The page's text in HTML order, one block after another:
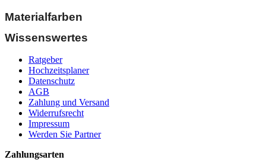
Materialfarben
Wissenswertes
Ratgeber
Hochzeitsplaner
Datenschutz
AGB
Zahlung und Versand
Widerrufsrecht
Impressum
Werden Sie Partner
Zahlungsarten